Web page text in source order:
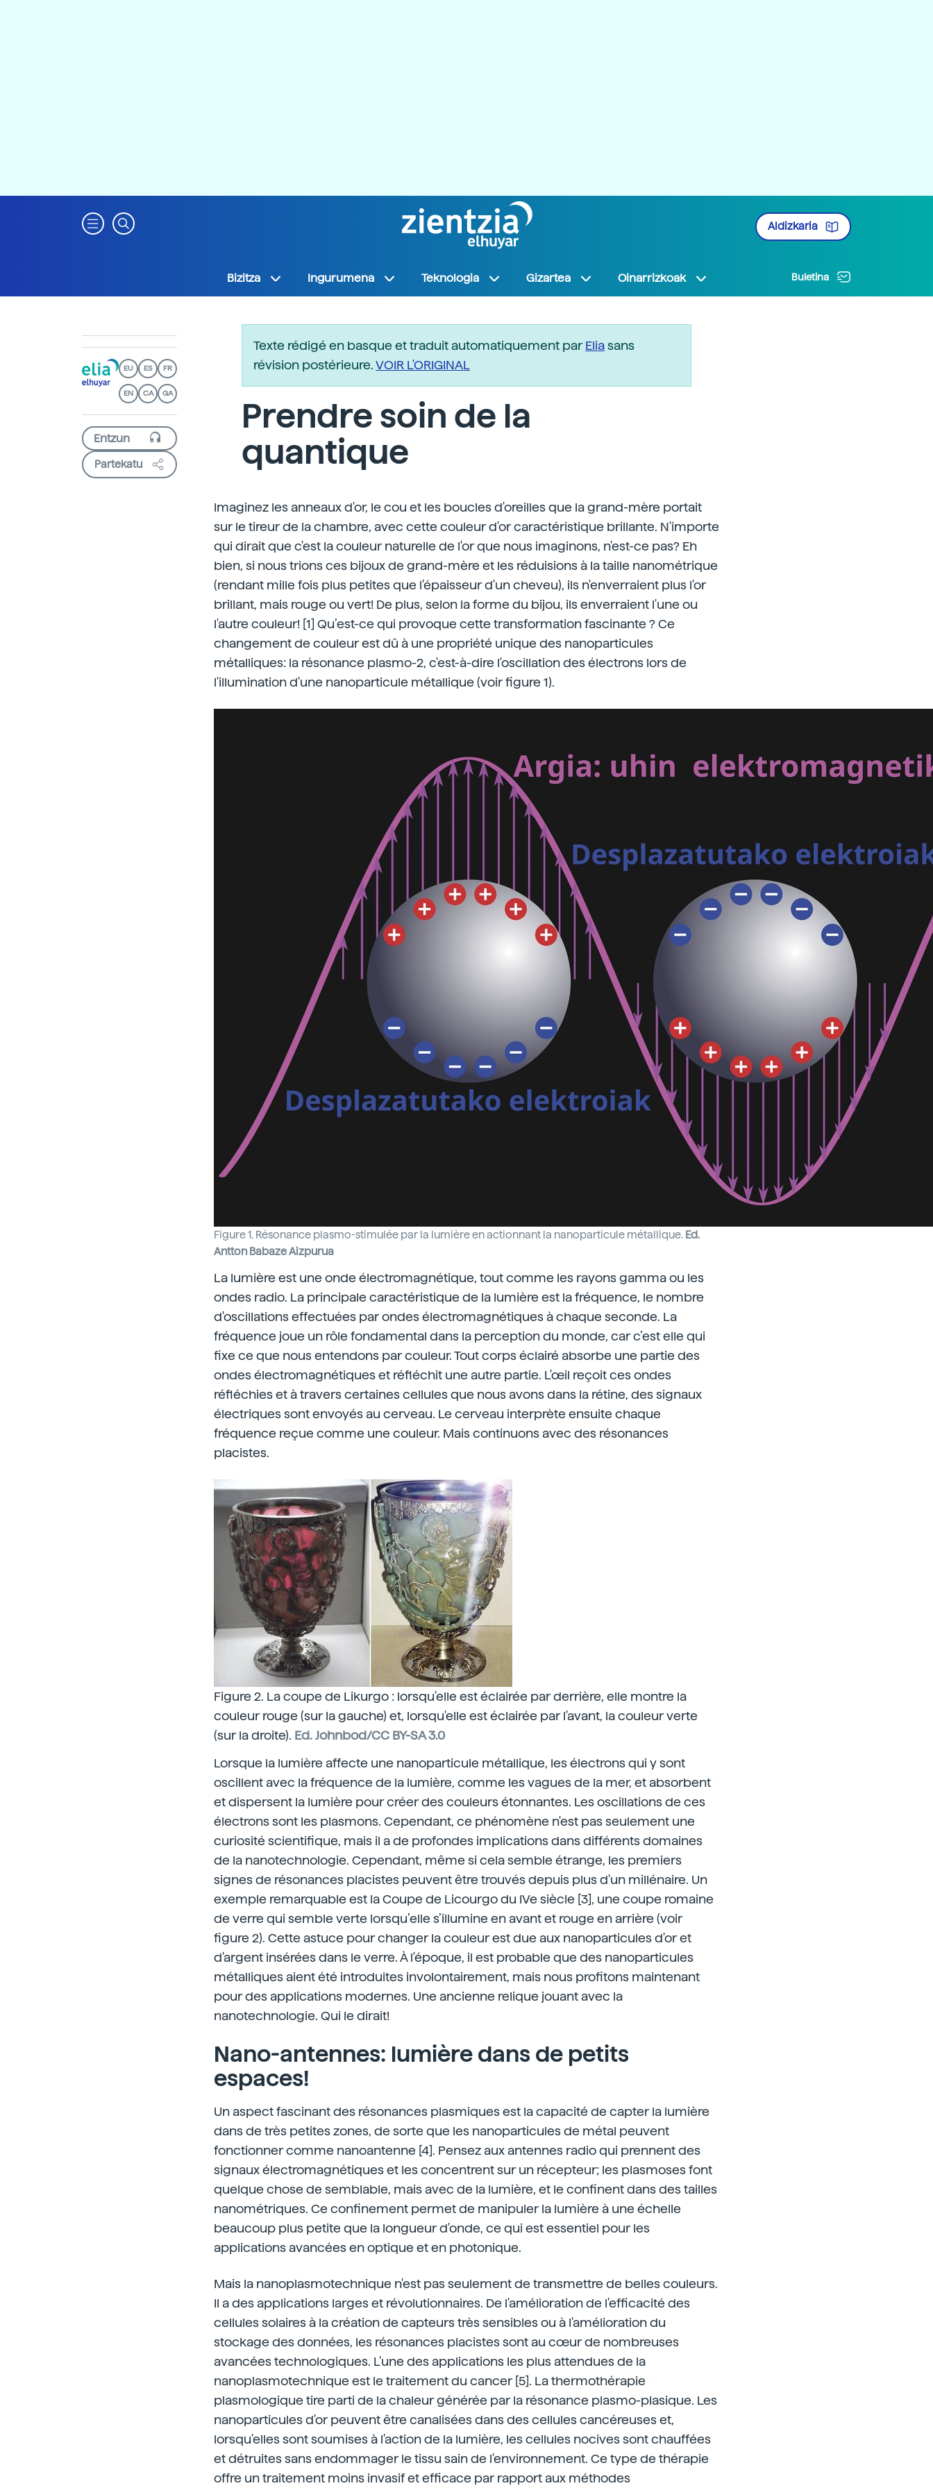
Aldizkaria
Bizitza Ingurumena Teknologia Gizartea Oinarrizkoak Buletina
EU ES FR
EN CA GA
Partekatu
Texte rédigé en basque et traduit automatiquement parEliasans
révision postérieure.VOIR L'ORIGINAL
Prendre soin de la
quantique
Imaginez les anneaux d'or, le cou et les boucles d'oreilles que la grand-mère portait
sur le tireur de la chambre, avec cette couleur d'or caractéristique brillante. N'importe
qui dirait que c'est la couleur naturelle de l'or que nous imaginons, n'est-ce pas? Eh
bien, si nous trions ces bijoux de grand-mère et les réduisions à la taille nanométrique
(rendant mille fois plus petites que l'épaisseur d'un cheveu), ils n'enverraient plus l'or
brillant, mais rouge ou vert! De plus, selon la forme du bijou, ils enverraient l'une ou
l'autre couleur! [1] Qu’est-ce qui provoque cette transformation fascinante ? Ce
changement de couleur est dû à une propriété unique des nanoparticules
métalliques: la résonance plasmo-2, c'est-à-dire l'oscillation des électrons lors de
l'illumination d'une nanoparticule métallique (voir figure 1).
Figure 1. Résonance plasmo-stimulée par la lumière en actionnant la nanoparticule métallique. Ed.
Antton Babaze Aizpurua
La lumière est une onde électromagnétique, tout comme les rayons gamma ou les
ondes radio. La principale caractéristique de la lumière est la fréquence, le nombre
d'oscillations effectuées par ondes électromagnétiques à chaque seconde. La
fréquence joue un rôle fondamental dans la perception du monde, car c’est elle qui
fixe ce que nous entendons par couleur. Tout corps éclairé absorbe une partie des
ondes électromagnétiques et réfléchit une autre partie. L'œil reçoit ces ondes
réfléchies et à travers certaines cellules que nous avons dans la rétine, des signaux
électriques sont envoyés au cerveau. Le cerveau interprète ensuite chaque
fréquence reçue comme une couleur. Mais continuons avec des résonances
placistes.
Figure 2. La coupe de Likurgo : lorsqu'elle est éclairée par derrière, elle montre la
couleur rouge (sur la gauche) et, lorsqu'elle est éclairée par l'avant, la couleur verte
(sur la droite). Ed. Johnbod/CC BY-SA 3.0
Lorsque la lumière affecte une nanoparticule métallique, les électrons qui y sont
oscillent avec la fréquence de la lumière, comme les vagues de la mer, et absorbent
et dispersent la lumière pour créer des couleurs étonnantes. Les oscillations de ces
électrons sont les plasmons. Cependant, ce phénomène n'est pas seulement une
curiosité scientifique, mais il a de profondes implications dans différents domaines
de la nanotechnologie. Cependant, même si cela semble étrange, les premiers
signes de résonances placistes peuvent être trouvés depuis plus d'un millénaire. Un
exemple remarquable est la Coupe de Licourgo du IVe siècle [3], une coupe romaine
de verre qui semble verte lorsqu’elle s’illumine en avant et rouge en arrière (voir
figure 2). Cette astuce pour changer la couleur est due aux nanoparticules d'or et
d'argent insérées dans le verre. À l'époque, il est probable que des nanoparticules
métalliques aient été introduites involontairement, mais nous profitons maintenant
pour des applications modernes. Une ancienne relique jouant avec la
nanotechnologie. Qui le dirait!
Nano-antennes: lumière dans de petits
espaces!
Un aspect fascinant des résonances plasmiques est la capacité de capter la lumière
dans de très petites zones, de sorte que les nanoparticules de métal peuvent
fonctionner comme nanoantenne [4]. Pensez aux antennes radio qui prennent des
signaux électromagnétiques et les concentrent sur un récepteur; les plasmoses font
quelque chose de semblable, mais avec de la lumière, et le confinent dans des tailles
nanométriques. Ce confinement permet de manipuler la lumière à une échelle
beaucoup plus petite que la longueur d'onde, ce qui est essentiel pour les
applications avancées en optique et en photonique.
Mais la nanoplasmotechnique n'est pas seulement de transmettre de belles couleurs.
Il a des applications larges et révolutionnaires. De l'amélioration de l'efficacité des
cellules solaires à la création de capteurs très sensibles ou à l'amélioration du
stockage des données, les résonances placistes sont au cœur de nombreuses
avancées technologiques. L'une des applications les plus attendues de la
nanoplasmotechnique est le traitement du cancer [5]. La thermothérapie
plasmologique tire parti de la chaleur générée par la résonance plasmo-plasique. Les
nanoparticules d'or peuvent être canalisées dans des cellules cancéreuses et,
lorsqu'elles sont soumises à l'action de la lumière, les cellules nocives sont chauffées
et détruites sans endommager le tissu sain de l'environnement. Ce type de thérapie
offre un traitement moins invasif et efficace par rapport aux méthodes